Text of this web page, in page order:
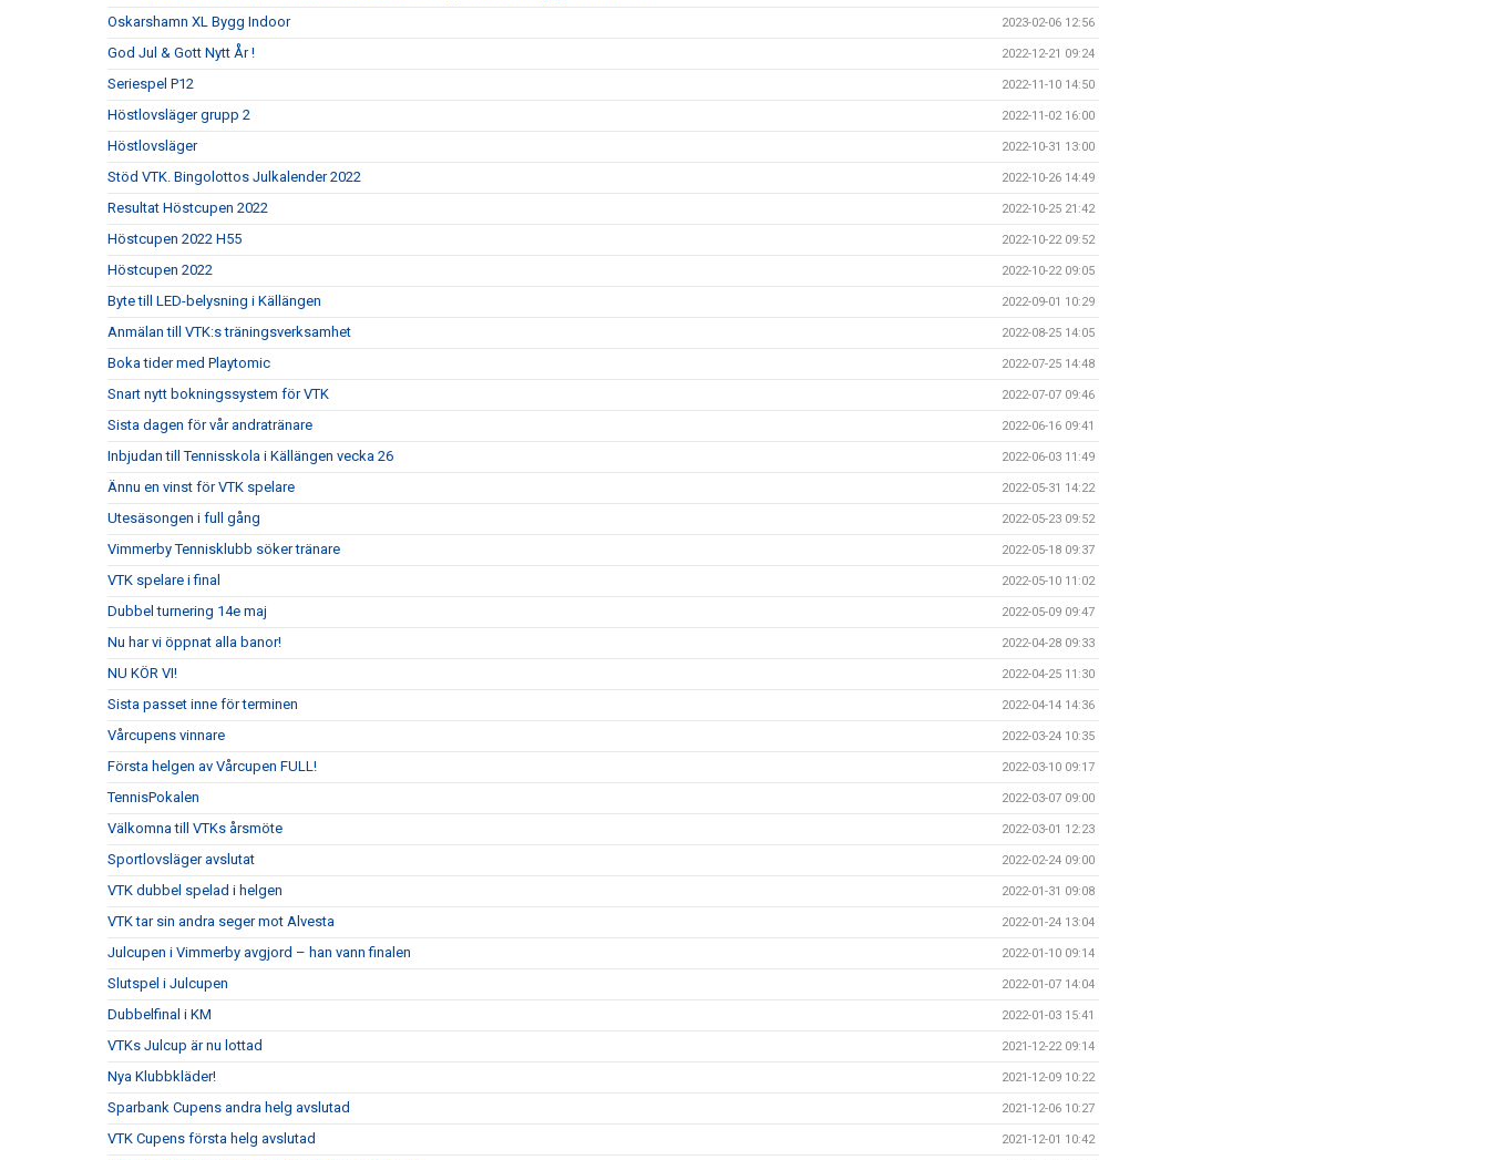
Oskarshamn XL Bygg Indoor 2023-02-06 12:56
God Jul & Gott Nytt År ! 2022-12-21 09:24
Seriespel P12 2022-11-10 14:50
Höstlovsläger grupp 2 2022-11-02 16:00
Höstlovsläger 2022-10-31 13:00
Stöd VTK. Bingolottos Julkalender 2022 2022-10-26 14:49
Resultat Höstcupen 2022 2022-10-25 21:42
Höstcupen 2022 H55 2022-10-22 09:52
Höstcupen 2022 2022-10-22 09:05
Byte till LED-belysning i Källängen 2022-09-01 10:29
Anmälan till VTK:s träningsverksamhet 2022-08-25 14:05
Boka tider med Playtomic 2022-07-25 14:48
Snart nytt bokningssystem för VTK 2022-07-07 09:46
Sista dagen för vår andratränare 2022-06-16 09:41
Inbjudan till Tennisskola i Källängen vecka 26 2022-06-03 11:49
Ännu en vinst för VTK spelare 2022-05-31 14:22
Utesäsongen i full gång 2022-05-23 09:52
Vimmerby Tennisklubb söker tränare 2022-05-18 09:37
VTK spelare i final 2022-05-10 11:02
Dubbel turnering 14e maj 2022-05-09 09:47
Nu har vi öppnat alla banor! 2022-04-28 09:33
NU KÖR VI! 2022-04-25 11:30
Sista passet inne för terminen 2022-04-14 14:36
Vårcupens vinnare 2022-03-24 10:35
Första helgen av Vårcupen FULL! 2022-03-10 09:17
TennisPokalen 2022-03-07 09:00
Välkomna till VTKs årsmöte 2022-03-01 12:23
Sportlovsläger avslutat 2022-02-24 09:00
VTK dubbel spelad i helgen 2022-01-31 09:08
VTK tar sin andra seger mot Alvesta 2022-01-24 13:04
Julcupen i Vimmerby avgjord – han vann finalen 2022-01-10 09:14
Slutspel i Julcupen 2022-01-07 14:04
Dubbelfinal i KM 2022-01-03 15:41
VTKs Julcup är nu lottad 2021-12-22 09:14
Nya Klubbkläder! 2021-12-09 10:22
Sparbank Cupens andra helg avslutad 2021-12-06 10:27
VTK Cupens första helg avslutad 2021-12-01 10:42